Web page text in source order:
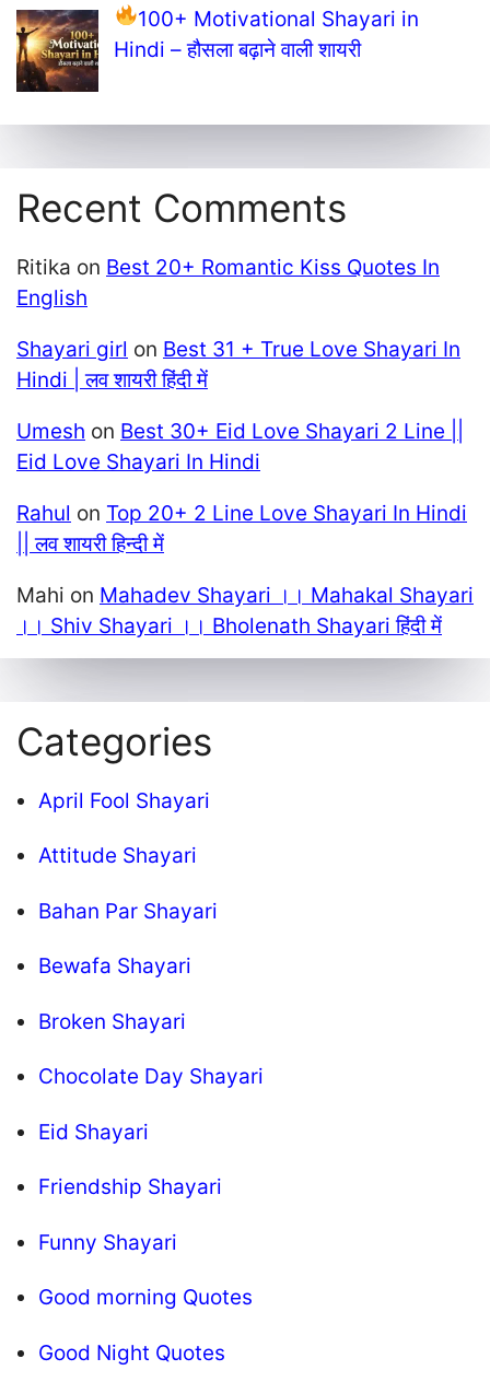
100+ Motivational Shayari in
Hindi – हौसला बढ़ाने वाली शायरी
Recent Comments
Ritika on Best 20+ Romantic Kiss Quotes In
English
Shayari girl on Best 31 + True Love Shayari In
Hindi | लव शायरी हिंदी में
Umesh on Best 30+ Eid Love Shayari 2 Line ||
Eid Love Shayari In Hindi
Rahul on Top 20+ 2 Line Love Shayari In Hindi
|| लव शायरी हिन्दी में
Mahi on Mahadev Shayari ।। Mahakal Shayari
।। Shiv Shayari ।। Bholenath Shayari हिंदी में
Categories
April Fool Shayari
Attitude Shayari
Bahan Par Shayari
Bewafa Shayari
Broken Shayari
Chocolate Day Shayari
Eid Shayari
Friendship Shayari
Funny Shayari
Good morning Quotes
Good Night Quotes